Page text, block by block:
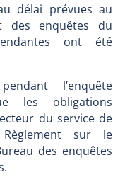
délai prévues au
des enquêtes du
ont été
l’enquête
les obligations
du service de
sur le
des enquêtes